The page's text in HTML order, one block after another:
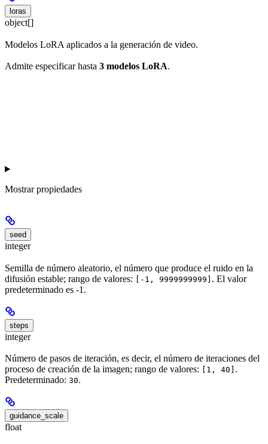
loras
object[]
Modelos LoRA aplicados a la generación de video.
Admite especificar hasta 3 modelos LoRA.
Mostrar propiedades
seed
integer
Semilla de número aleatorio, el número que produce el ruido en la
difusión estable; rango de valores: [-1, 9999999999] . El valor
predeterminado es -1.
steps
integer
Número de pasos de iteración, es decir, el número de iteraciones del
proceso de creación de la imagen; rango de valores:
[1, 40] .
Predeterminado: 30.
guidance_scale
float